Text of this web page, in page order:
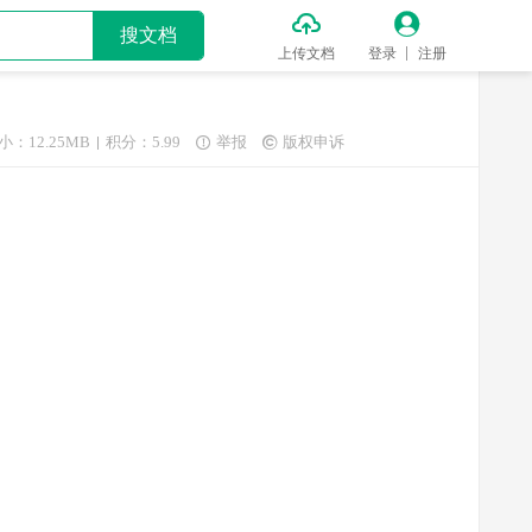
搜文档 
上传文档

登录 注册
：12.25MB 积分：5.99  举报  版权申诉